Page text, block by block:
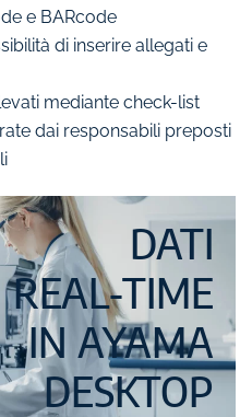
e BARcode
di inserire allegati e
mediante check-list
dai responsabili preposti
DATI
REAL-TIME
IN AYAMA
DESKTOP